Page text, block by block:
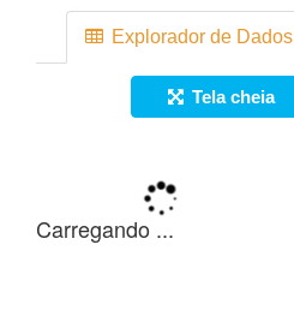
Explorador de Dados
Tela cheia